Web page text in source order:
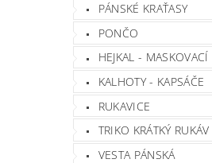
PÁNSKÉ KRAŤASY
PONČO
HEJKAL -
KALHOTY - KAPSÁČE
RUKAVICE
TRIKO KRÁTKÝ RUKÁV
VESTA PÁNSKÁ